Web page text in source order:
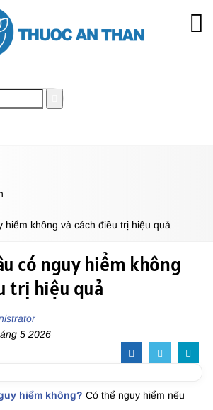
hiểm không và cách điều trị hiệu quả
có nguy hiểm không
trị hiệu quả
5 2026
hiểm không? Có thể nguy hiểm nếu